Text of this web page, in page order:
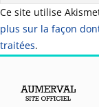
Ce site utilise
plus sur la façon
traitées.